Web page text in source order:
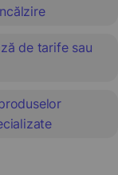
de tarife sau